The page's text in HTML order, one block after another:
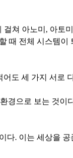
쳐 아노미, 아토
때 전체 시스템이
도 세 가지 서로
경으로 보는 것
. 이는 세상을